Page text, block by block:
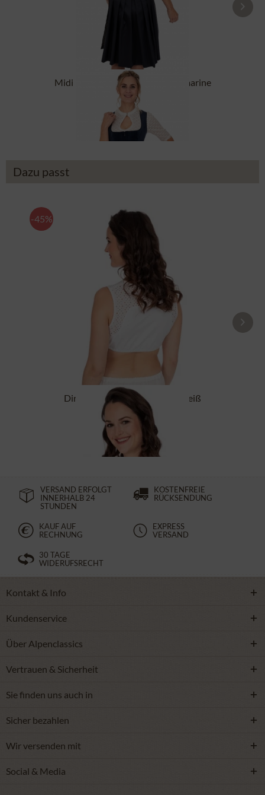
Midi Dirndl 2tlg. 60cm AUREIA marine
134,90 € 174,90 €
Dazu passt
-45%
Dirndlbluse HANNELI-DALI weiß
24,90 € 44,90 €
VERSAND ERFOLGT
INNERHALB 24
STUNDEN
KOSTENFREIE
RÜCKSENDUNG
KAUF AUF
RECHNUNG
EXPRESS
VERSAND
30 TAGE
WIDERUFSRECHT
Kontakt & Info
Kundenservice
Über Alpenclassics
Vertrauen & Sicherheit
Sie finden uns auch in
Sicher bezahlen
Wir versenden mit
Social & Media